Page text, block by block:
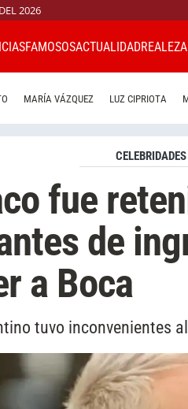
2026
FAMOSOSACTUALIDADREALEZA
MARÍA VÁZQUEZ LUZ CIPRIOTA
CELEBRIDADES
fue
de
a Boca
tuvo inconvenientes